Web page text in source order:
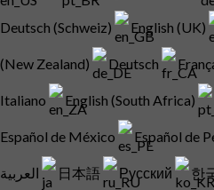
Deutsch (Schweiz) English (UK)
(New Zealand) Deutsch
Italiano English (South Africa)
Español de México Español de
日本語 Русский 한